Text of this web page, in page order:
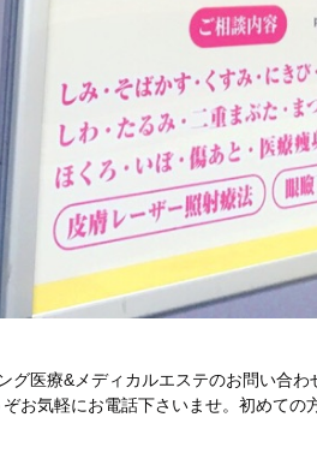
グ医療&メディカルエステのお問い合
お気軽にお電話下さいませ。初めての